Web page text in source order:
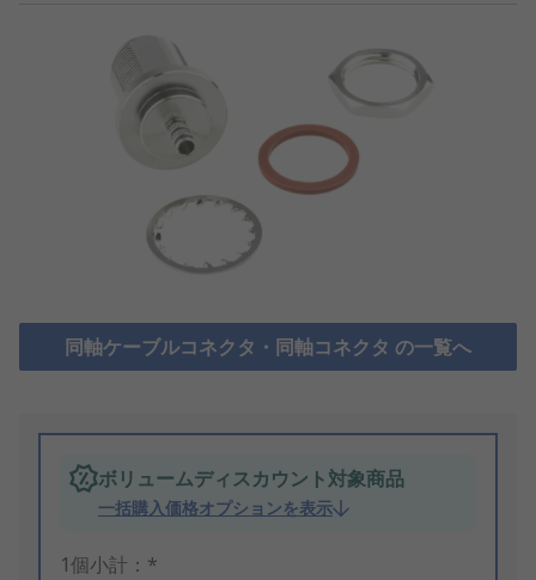
同軸ケーブルコネクタ・同軸コネクタ の一覧へ
ボリュームディスカウント対象商品
一括購入価格オプションを表示
1個小計：*